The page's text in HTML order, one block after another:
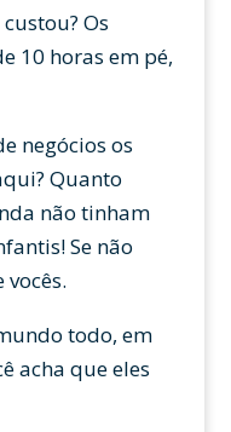
Os
10 horas em pé,
negócios os
Quanto
não tinham
Se não
todo, em
acha que eles